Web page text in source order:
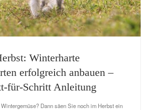
Winterharte
erfolgreich anbauen –
für-Schritt Anleitung
Dann säen Sie noch im Herbst ein